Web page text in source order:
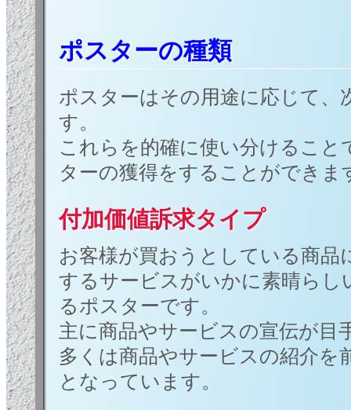
ポスターの種類
ポスターはその用途に応じて
す。
これらを的確に使い分けること
ターの獲得をすることができま
付加価値訴求タイプ
お客様が買おうとしている商
するサービスがいかに素晴ら
るポスターです。
主に商品やサービスの宣伝が目
多くは商品やサービスの紹介を
となっています。